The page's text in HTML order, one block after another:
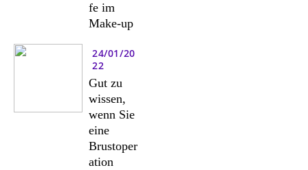
fe im
Make-up
24/01/20
22
Gut zu
wissen,
wenn Sie
eine
Brustoper
ation